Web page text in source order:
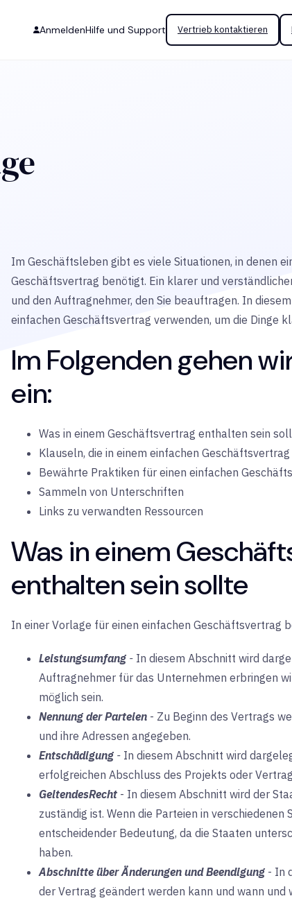
AnmeldenHilfe und Support Vertrieb kontaktieren
Im Geschäftsleben gibt es viele Situationen, in denen
Geschäftsvertrag benötigt. Ein klarer und
und den Auftragnehmer, den Sie beauftragen. In
einfachen Geschäftsvertrag verwenden, um die Dinge
Im Folgenden gehen
ein:
Was in einem Geschäftsvertrag enthalten sein
Klauseln, die in einem einfachen
Bewährte Praktiken für einen einfachen
Sammeln von Unterschriften
Links zu verwandten Ressourcen
Was in einem
enthalten sein sollte
In einer Vorlage für einen einfachen Geschäftsvertrag
Leistungsumfang- In diesem Abschnitt wird
Auftragnehmer für das Unternehmen erbringen
möglich sein.
Nennung der Parteien- Zu Beginn des Vertrags
und ihre Adressen angegeben.
Entschädigung- In diesem Abschnitt wird
erfolgreichen Abschluss des Projekts oder
GeltendesRecht- In diesem Abschnitt wird der
zuständig ist. Wenn die Parteien in verschiedenen
entscheidender Bedeutung, da die Staaten
haben.
Abschnitte über Änderungen und Beendigung- In
der Vertrag geändert werden kann und wann und